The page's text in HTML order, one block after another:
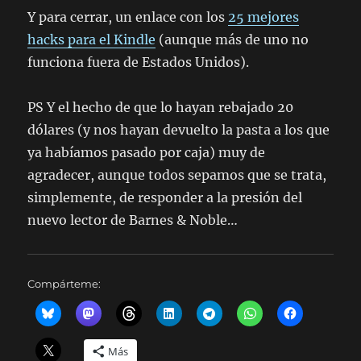
Y para cerrar, un enlace con los25 mejores
hacks para el Kindle (aunque más de uno no
funciona fuera de Estados Unidos).
PS Y el hecho de que lo hayan rebajado 20
dólares (y nos hayan devuelto la pasta a los que
ya habíamos pasado por caja) muy de
agradecer, aunque todos sepamos que se trata,
simplemente, de responder a la presión del
nuevo lector de Barnes & Noble…
Compárteme:
Más